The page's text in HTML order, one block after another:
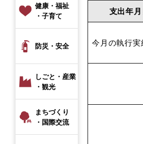
健康・福祉
・子育て
防災・安全
しごと・産業
・観光
まちづくり
・国際交流
支出年月
今月の執行実